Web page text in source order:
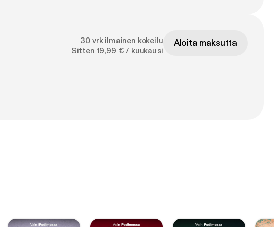
30 vrk ilmainen kokeilu
Sitten 19,99 € / kuukausi
Aloita maksutta